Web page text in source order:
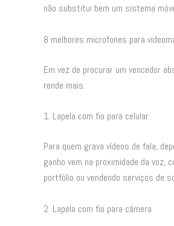
não substitui bem um sistema
8 melhores microfones para
Em vez de procurar um vencedor
rende mais.
1. Lapela com fio para celular
Para quem grava vídeos de fala,
ganho vem na proximidade da
portfólio ou vendendo serviços de
2. Lapela com fio para câmera